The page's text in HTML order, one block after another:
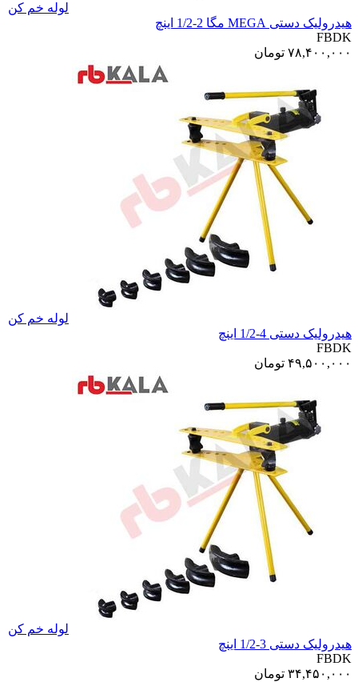
لوله خم کن
هیدرولیک دستی MEGA مگا 2-1/2 اینچ
FBDK
۷۸,۴۰۰,۰۰۰ تومان
لوله خم کن
هیدرولیک دستی 4-1/2 اینچ
FBDK
۴۹,۵۰۰,۰۰۰ تومان
لوله خم کن
هیدرولیک دستی 3-1/2 اینچ
FBDK
۳۴,۴۵۰,۰۰۰ تومان